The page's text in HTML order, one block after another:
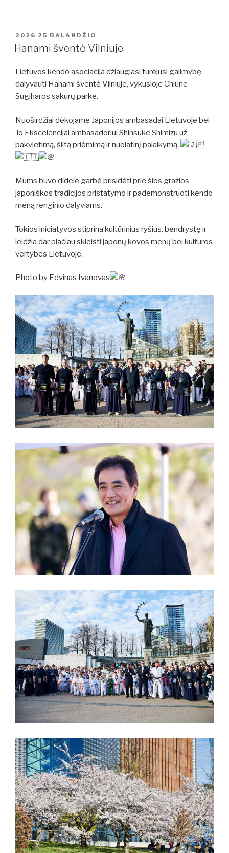
PASKELBTA
2026 25 BALANDŽIO
Hanami šventė Vilniuje
Lietuvos kendo asociacija džiaugiasi turėjusi galimybę
dalyvauti Hanami šventė Vilniuje, vykusioje Chiune
Sugiharos sakurų parke.
Nuoširdžiai dėkojame Japonijos ambasadai Lietuvoje bei
Jo Ekscelencijai ambasadoriui Shinsuke Shimizu už
pakvietimą, šiltą priėmimą ir nuolatinį palaikymą.
Mums buvo didelė garbė prisidėti prie šios gražios
japoniškos tradicijos pristatymo ir pademonstruoti kendo
meną renginio dalyviams.
Tokios iniciatyvos stiprina kultūrinius ryšius, bendrystę ir
leidžia dar plačiau skleisti japonų kovos menų bei kultūros
vertybes Lietuvoje.
Photo by Edvinas Ivanovas